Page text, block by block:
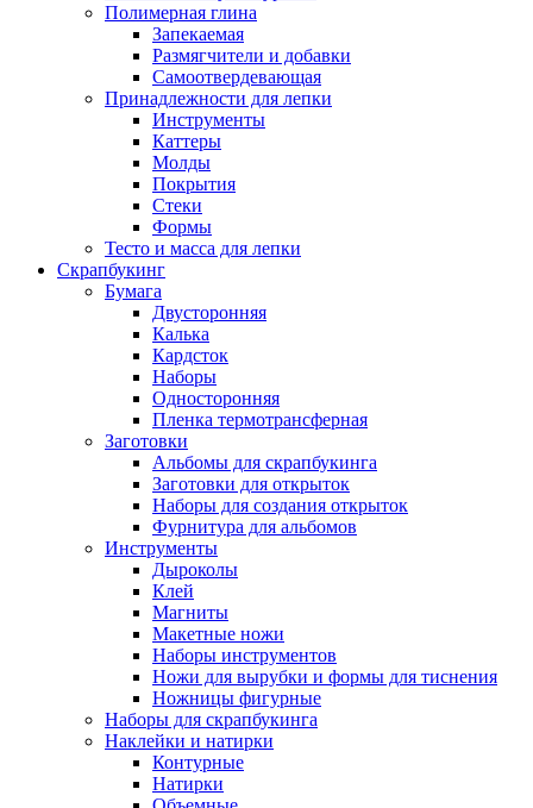
Полимерная глина
Запекаемая
Размягчители и добавки
Самоотвердевающая
Принадлежности для лепки
Инструменты
Каттеры
Молды
Покрытия
Стеки
Формы
Тесто и масса для лепки
Скрапбукинг
Бумага
Двусторонняя
Калька
Кардсток
Наборы
Односторонняя
Пленка термотрансферная
Заготовки
Альбомы для скрапбукинга
Заготовки для открыток
Наборы для создания открыток
Фурнитура для альбомов
Инструменты
Дыроколы
Клей
Магниты
Макетные ножи
Наборы инструментов
Ножи для вырубки и формы для тиснения
Ножницы фигурные
Наборы для скрапбукинга
Наклейки и натирки
Контурные
Натирки